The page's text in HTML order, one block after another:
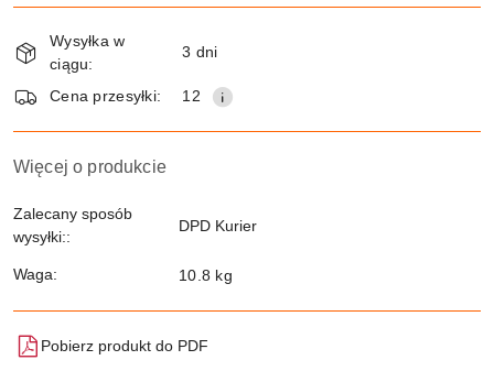
Dostępność
i
dostawa
Wysyłka w
ciągu:
3 dni
Cena przesyłki: 12
Więcej o produkcie
Zalecany sposób
wysyłki::
DPD Kurier
Waga: 10.8 kg
Pobierz produkt do PDF